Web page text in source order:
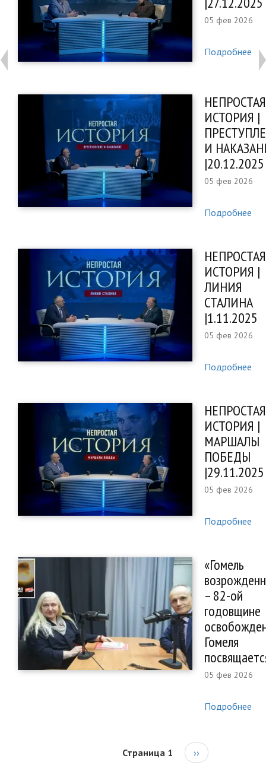
05 фев 2026
Подробнее
НЕПРОСТАЯ
ИСТОРИЯ |
И
|20.12.2025
05 фев 2026
Подробнее
НЕПРОСТАЯ
ИСТОРИЯ |
ЛИНИЯ
СТАЛИНА
|1.11.2025
05 фев 2026
Подробнее
НЕПРОСТАЯ
ИСТОРИЯ |
МАРШАЛЫ
ПОБЕДЫ
|29.11.2025
05 фев 2026
Подробнее
«Гомель
– 82-ой
годовщине
Гомеля
05 фев 2026
Подробнее
Страница 1
Следующая
››